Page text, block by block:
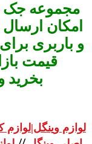
مجموعه جک
امکان
و باربری
قیمت
بخرید
لوازم وینگل|لوازم